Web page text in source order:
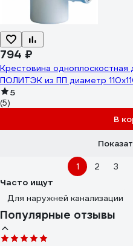
794 ₽
Крестовина одноплоскостная
ПОЛИТЭК из ПП диаметр
5
(5)
В
1 2 3
Часто ищут
Для наружней канализации
Популярные отзывы